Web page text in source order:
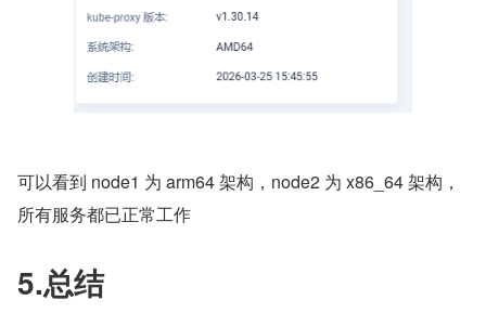
可以看到 node1 为 arm64 架构，node2 为 x86_64 架构，
所有服务都已正常工作
5.总结